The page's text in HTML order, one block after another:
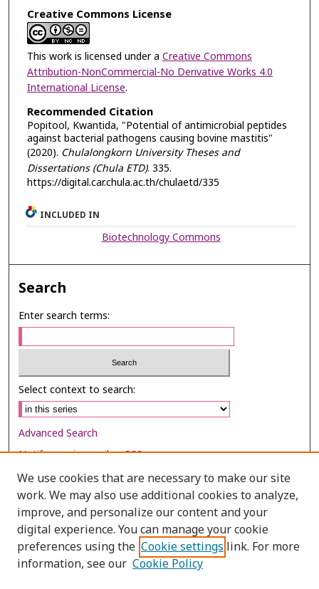
Creative Commons License
This work is licensed under a Creative Commons
Attribution-NonCommercial-No Derivative Works 4.0
International License.
Recommended Citation
Popitool, Kwantida, "Potential of antimicrobial peptides
against bacterial pathogens causing bovine mastitis"
(2020). Chulalongkorn University Theses and
Dissertations (Chula ETD). 335.
https://digital.car.chula.ac.th/chulaetd/335
INCLUDED IN
Biotechnology Commons
Search
Enter search terms:
Select context to search:
Advanced Search
Notify me via email orRSS
Browse
Collections
Disciplines
Authors
We use cookies that are necessary to make our site
work. We may also use additional cookies to analyze,
improve, and personalize our content and your
digital experience. You can manage your cookie
preferences using the Cookie settings link. For more
information, see our Cookie Policy